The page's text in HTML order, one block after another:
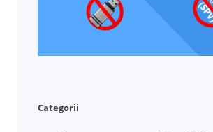
Categorii